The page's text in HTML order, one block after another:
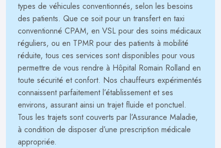
types de véhicules conventionnés, selon les besoins
des patients. Que ce soit pour un transfert en taxi
conventionné CPAM, en VSL pour des soins médicaux
réguliers, ou en TPMR pour des patients à mobilité
réduite, tous ces services sont disponibles pour vous
permettre de vous rendre à Hôpital Romain Rolland en
toute sécurité et confort. Nos chauffeurs expérimentés
connaissent parfaitement l’établissement et ses
environs, assurant ainsi un trajet fluide et ponctuel.
Tous les trajets sont couverts par l’Assurance Maladie,
à condition de disposer d’une prescription médicale
appropriée.